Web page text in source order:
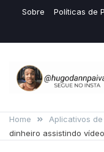
content
Sobre Políticas de
Hugo
Dann
Conteudos de
IAS e Avaliação
Home Aplicativos de
dinheiro assistindo